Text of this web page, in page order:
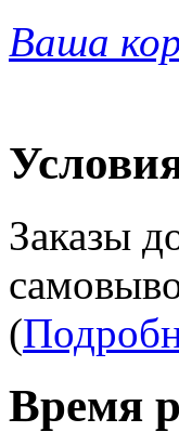
Ваша
Заказы
(
Время